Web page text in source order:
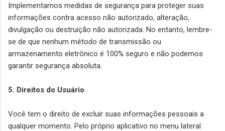
Implementamos medidas de segurança para proteger suas
informações contra acesso não autorizado, alteração,
divulgação ou destruição não autorizada. No entanto, lembre-
se de que nenhum método de transmissão ou
armazenamento eletrônico é 100% seguro e não podemos
garantir segurança absoluta.
5. Direitos do Usuário
Você tem o direito de excluir suas informações pessoais a
qualquer momento. Pelo próprio aplicativo no menu lateral